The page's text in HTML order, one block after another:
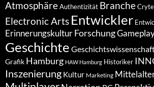
Atmosphäre Authentizität Branche
Electronic Arts Entwickler
Erinnerungskultur Forschung
Geschichte
Grafik Hamburg HAW Hamburg Historiker
Inszenierung Kultur Marketing